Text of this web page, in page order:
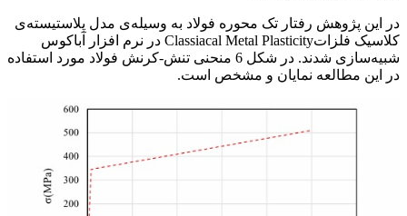
در این پژوهش رفتار تک محوره فولاد به وسیله‌ی مدل پلاستیسته‌ی
کلاسیک فلزاتClassiacal Metal Plasticity در نرم افزار آباکوس
شبیه‌سازی شدند. در شکل 6 منحنی تنش-کرنش فولاد مورد استفاده
در این مطالعه نمایان و مشخص است.